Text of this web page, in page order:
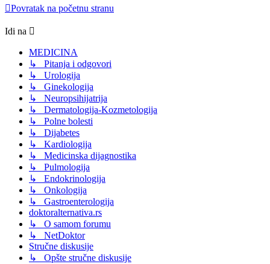
Povratak na početnu stranu
Idi na
MEDICINA
↳ Pitanja i odgovori
↳ Urologija
↳ Ginekologija
↳ Neuropsihijatrija
↳ Dermatologija-Kozmetologija
↳ Polne bolesti
↳ Dijabetes
↳ Kardiologija
↳ Medicinska dijagnostika
↳ Pulmologija
↳ Endokrinologija
↳ Onkologija
↳ Gastroenterologija
doktoralternativa.rs
↳ O samom forumu
↳ NetDoktor
Stručne diskusije
↳ Opšte stručne diskusije